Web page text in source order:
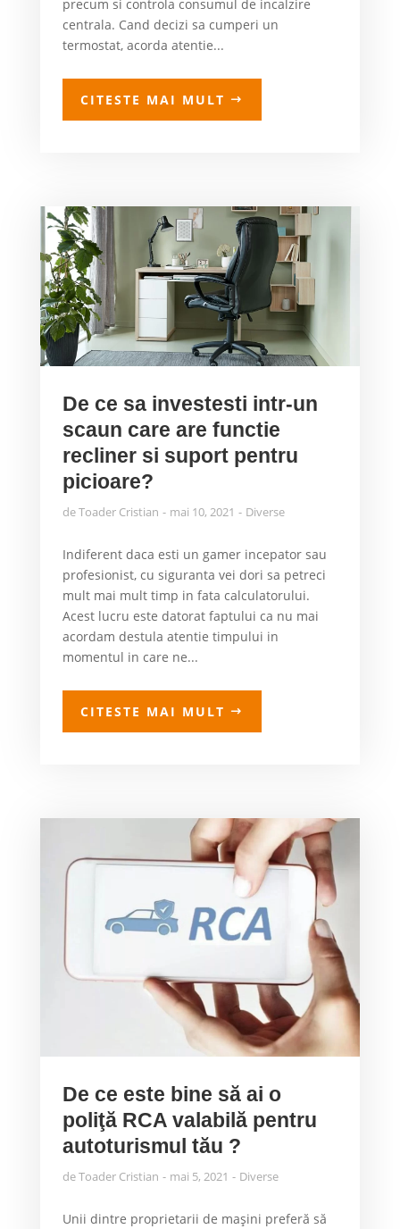
precum si controla consumul de incalzire
centrala. Cand decizi sa cumperi un
termostat, acorda atentie...
CITESTE MAI MULT
De ce sa investesti intr-un
scaun care are functie
recliner si suport pentru
picioare?
deToader Cristian mai 10, 2021 Diverse
Indiferent daca esti un gamer incepator sau
profesionist, cu siguranta vei dori sa petreci
mult mai mult timp in fata calculatorului.
Acest lucru este datorat faptului ca nu mai
acordam destula atentie timpului in
momentul in care ne...
CITESTE MAI MULT
De ce este bine să ai o
poliţă RCA valabilă pentru
autoturismul tău ?
deToader Cristian mai 5, 2021 Diverse
Unii dintre proprietarii de maşini preferă să